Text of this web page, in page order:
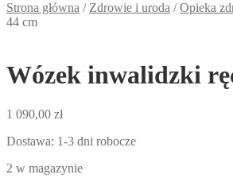
Strona główna / Zdrowie i uroda /Opieka
44 cm
Wózek inwalidzki
1 090,00 zł
Dostawa: 1-3 dni robocze
2 w magazynie